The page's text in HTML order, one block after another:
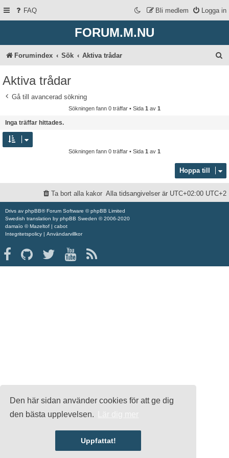
Den här sidan använder cookies för att ge dig
den bästa upplevelsen.
Uppfattat!
FAQ Logga in
Bli medlem
FORUM.M.NU
Forumindex Sök Aktiva trådar
Aktiva trådar
Gå till avancerad sökning
Sökningen fann 0 träffar • Sida 1 av 1
Inga träffar hittades.
Sökningen fann 0 träffar • Sida 1 av 1
Hoppa till
Alla tidsangivelser är UTC+02:00 UTC+2
Ta bort alla kakor
Drivs av phpBB® Forum Software © phpBB Limited
Swedish translation by phpBB Sweden © 2006-2020
damaïo © Mazeltof
cabot
Integritetspolicy
Användarvillkor